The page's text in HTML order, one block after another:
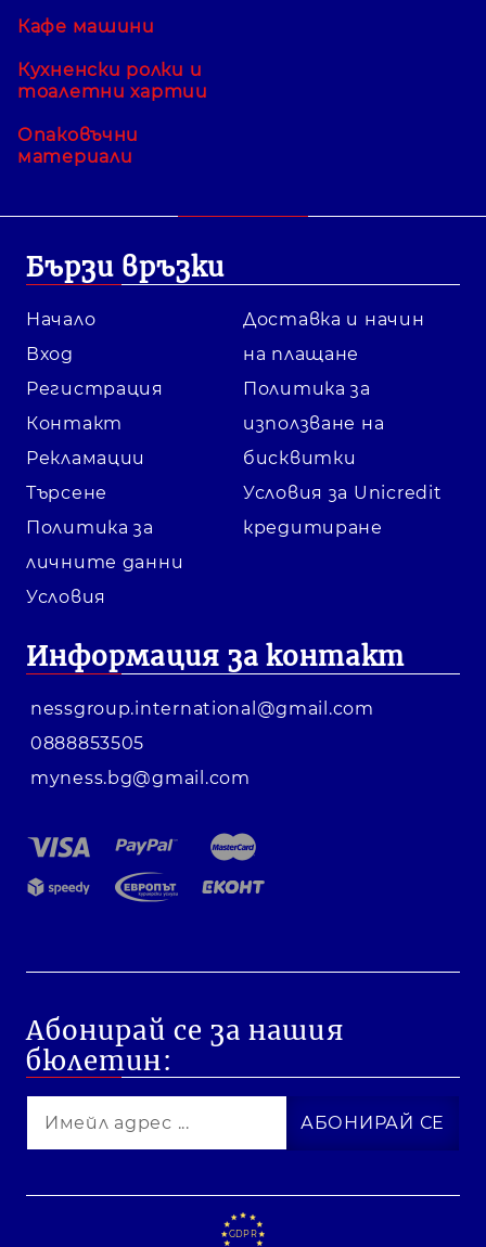
Кафе машини
Кухненски ролки и
тоалетни хартии
Опаковъчни
материали
Бързи връзки
Начало
Вход
Регистрация
Контакт
Рекламации
Търсене
Политика за
личните данни
Условия
Доставка и начин
на плащане
Политика за
използване на
бисквитки
Условия за Unicredit
кредитиране
Информация за контакт
nessgroup.international@gmail.com
0888853505
myness.bg@gmail.com
Абонирай се за нашия
бюлетин:
GDPR